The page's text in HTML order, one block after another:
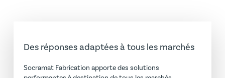
Des réponses adaptées à tous les marchés
Socramat Fabrication apporte des solutions